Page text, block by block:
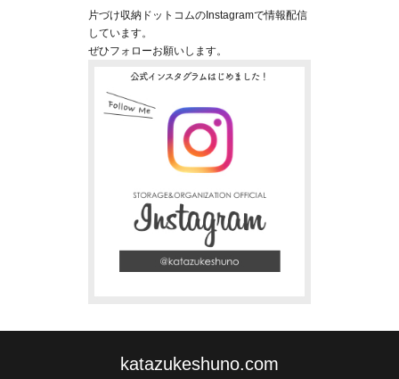
片づけ収納ドットコムのInstagramで情報配信
しています。
ぜひフォローお願いします。
katazukeshuno.com